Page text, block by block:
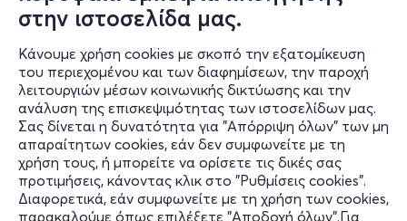
στην ιστοσελίδα μας.
Κάνουμε χρήση cookies με σκοπό την εξατομίκευση
του περιεχομένου και των διαφημίσεων, την παροχή
λειτουργιών μέσων κοινωνικής δικτύωσης και την
ανάλυση της επισκεψιμότητας των ιστοσελίδων μας.
Σας δίνεται η δυνατότητα για "Απόρριψη όλων" των μη
απαραίτητων cookies, εάν δεν συμφωνείτε με τη
χρήση τους, ή μπορείτε να ορίσετε τις δικές σας
προτιμήσεις, κάνοντας κλικ στο "Ρυθμίσεις cookies".
Διαφορετικά, εάν συμφωνείτε με τη χρήση των cookies,
παρακαλούμε όπως επιλέξετε "Αποδοχή όλων".Για
και επιβλητική, φουτουριστική αλλά και σκοτεινά
ρομαντική. Οι στίχοι τους ισορροπούν ανάμεσα στην
ακατέργαστη ευαλωτότητα και μια επίμονη αισιοδοξία,
αναζητώντας το φως ακόμη και στις πιο σκοτεινές
γωνιές της ζωής.
Έχουν κυκλοφορήσει δύο άλμπουμ — Dream Within a
Dream (2018) και Afterglow (2021) —ενώ το τρίτο τους
άλμπουμ, We Were Never Lost, αναμένεται μέσα στο
2026. Singles όπως τα “Embrace This Madness” (2019),
Πληροφορίες
Υποστήριξη
Stay Connected